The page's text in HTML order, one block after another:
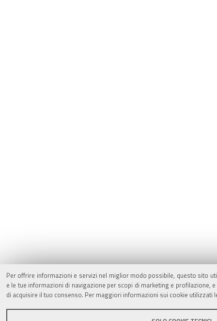
Per offrire informazioni e servizi nel miglior modo possibile, questo sito
e le tue informazioni di navigazione per scopi di marketing e
di acquisire il tuo consenso. Per maggiori informazioni sui cookie utilizzati